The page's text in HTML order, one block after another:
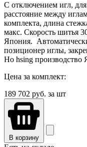
С отключением игл,
расстояние между
комплекта, длина
макс. Скорость шитья
Япония.
позиционер иглы,
Ho hsing производство
Цена за комплект:
189 702 руб. за шт
В корзину